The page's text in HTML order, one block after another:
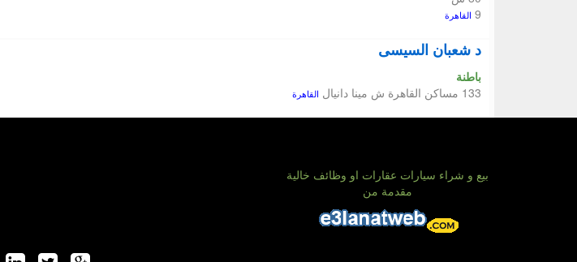
9
القاهرة
د شعبان السيسى
باطنة
133 مساكن القاهرة ش مينا دانيال
القاهرة
بيع و شراء سيارات عقارات او وظائف خالية
مقدمة من